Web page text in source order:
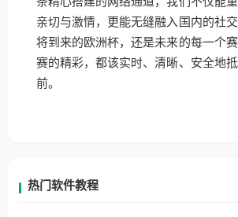
亲切与激情，更能无缝融入国内的社
将到来的欧洲杯，还是未来的每一个
赛的精彩，都该实时、清晰、安全地
前。
热门软件教程